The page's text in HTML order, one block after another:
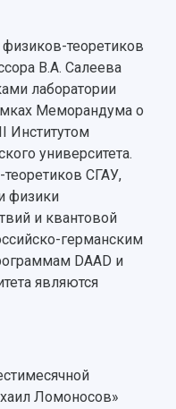
теоретиков
В.А. Салеева
лаборатории
Меморандума о
Институтом
университета.
СГАУ,
физики
и квантовой
германским
DAAD и
являются
Ломоносов»